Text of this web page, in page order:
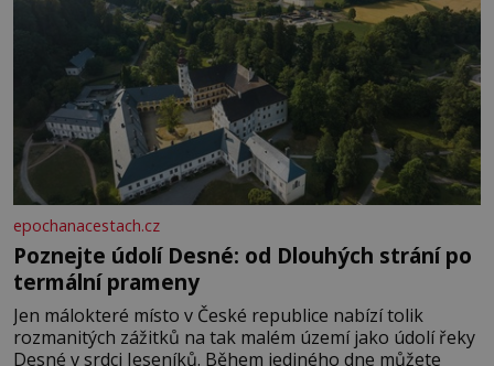
epochanacestach.cz
Poznejte údolí Desné: od Dlouhých strání po
termální prameny
Jen málokteré místo v České republice nabízí tolik
rozmanitých zážitků na tak malém území jako údolí řeky
Desné v srdci Jeseníků. Během jediného dne můžete